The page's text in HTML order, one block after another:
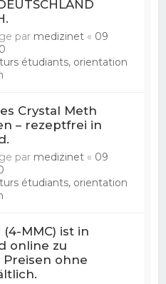
par medizinet « 09
étudiants, orientation
Crystal Meth
– rezeptfrei in
par medizinet « 09
étudiants, orientation
MMC) ist in
online zu
ohne